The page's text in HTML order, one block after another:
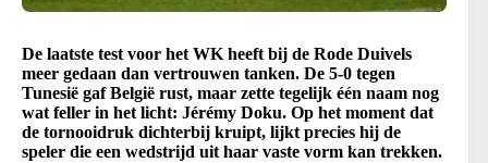
De laatste test voor het WK heeft bij de Rode Duivels
meer gedaan dan vertrouwen tanken. De 5-0 tegen
Tunesië gaf België rust, maar zette tegelijk één naam nog
wat feller in het licht: Jérémy Doku. Op het moment dat
de tornooidruk dichterbij kruipt, lijkt precies hij de
speler die een wedstrijd uit haar vaste vorm kan trekken.